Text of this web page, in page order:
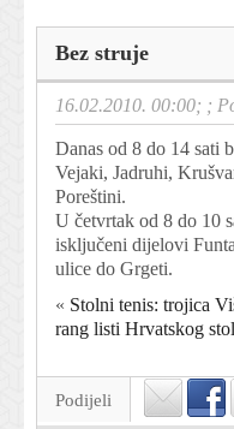
Bez struje
16.02.2010. 00:00; ;
Danas od 8 do 14 sati
Vejaki, Jadruhi,
Poreštini.
U četvrtak od 8 do 10
isključeni dijelovi
ulice do Grgeti.
« Stolni tenis: trojica
rang listi Hrvatskog
Podijeli